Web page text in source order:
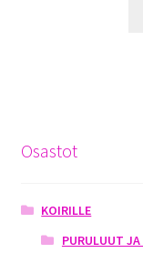
Osastot
KOIRILLE
PURULUUT JA